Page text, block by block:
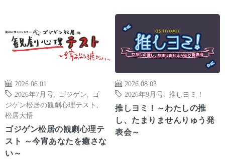
2026.06.01
2026年7月号
ゴジゲン
ゴ
ジゲン松居の観劇心理テスト
松居大悟
ゴジゲン松居の観劇心理テ
スト ～今宵あなたを癒さな
い～
2026.08.03
2026年9月号
推しヨミ！
推しヨミ！～わたしの推
し、たまりませんりゅう発
表会～